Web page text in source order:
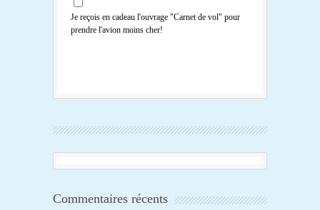
Je reçois en cadeau l'ouvrage "Carnet de vol" pour
prendre l'avion moins cher!
Commentaires récents